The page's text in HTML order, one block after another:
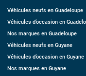
Véhicules neufs en Guadeloupe
Véhicules d’occasion en
Nos marques en Guadeloupe
Véhicules neufs en Guyane
Véhicules d’occasion en Guyane
Nos marques en Guyane